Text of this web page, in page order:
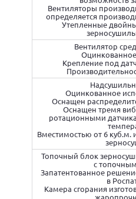
Вентиляторы
определяется
Утепленные
Вентилятор
Крепление под
Оцинкованное
Оснащен
Оснащен тремя
ротационными
Вместимостью от 6 куб.м.
Топочный блок
с
Запатентованное
в
Камера сгорания